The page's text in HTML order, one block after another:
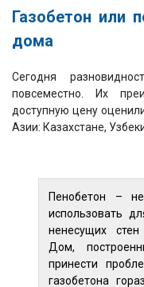
Газобетон или
дома
Сегодня
повсеместно. Их
доступную цену
Азии: Казахстане,
Пенобетон –
использовать
ненесущих
Дом,
принести
газобетона